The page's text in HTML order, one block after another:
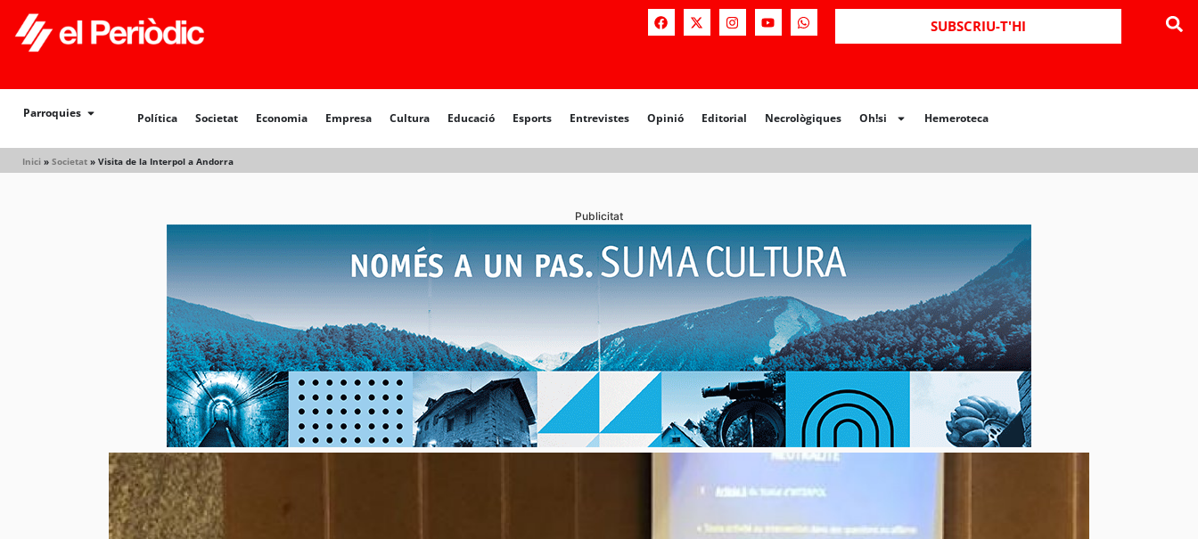
SUBSCRIU-T'HI
Parroquies Política Societat Economia Empresa Cultura Educació Esports Entrevistes Opinió Editorial Necrològiques Oh!si Hemeroteca
Inici » Societat » Visita de la Interpol a Andorra
Política Societat Opinió Editorial Necrològiques Hemeroteca
Publicitat